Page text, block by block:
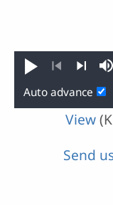
Play
PreviousNext
Auto advance
View
Send